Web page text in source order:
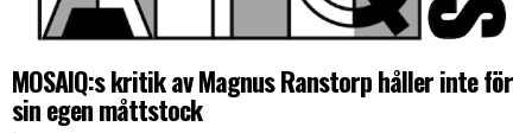
MOSAIQ:s kritik av Magnus Ranstorp håller inte för
sin egen måttstock